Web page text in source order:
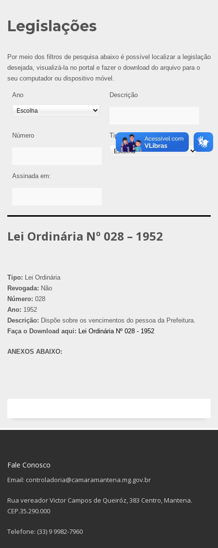
Legislações
Por meio dos filtros de pesquisa abaixo é possível localizar a legislação
desejada, visualizá-la no portal e fazer o download do arquivo para o
seu computador ou dispositivo móvel.
Ano Descrição
Número Tipo de Legislação
Assinada em:
Lei Ordinária Nº 028 – 1952
Tipo: Lei Ordinária
Revogada: Não
Número: 028
Ano: 1952
Descrição: Dispõe sobre os vencimentos do pessoa da Prefeitura.
Faça o Download aqui: Lei Ordinária Nº 028 - 1952
ANEXOS ABAIXO:
Fale Conosco
Email: controladoria@camaramantena.mg.gov.br
Rua vereador Victor Campos de Queiróz, 383 Centro, Mantena.
CEP.35.290.000
Telefone: (33) 9 9982-7960